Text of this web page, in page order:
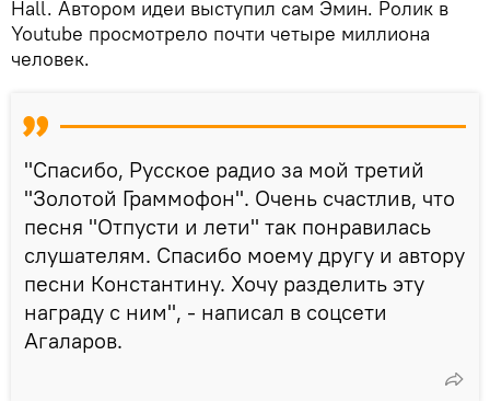
Hall. Автором идеи выступил сам Эмин. Ролик в
Youtube просмотрело почти четыре миллиона
человек.
"Спасибо, Русское радио за мой третий
"Золотой Граммофон". Очень счастлив, что
песня "Отпусти и лети" так понравилась
слушателям. Спасибо моему другу и автору
песни Константину. Хочу разделить эту
награду с ним", - написал в соцсети
Агаларов.